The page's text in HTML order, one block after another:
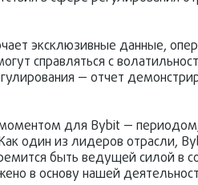
эксклюзивные данные,
справляться с
— отчет
для Bybit —
один из лидеров отрасли,
быть ведущей силой в
в основу нашей